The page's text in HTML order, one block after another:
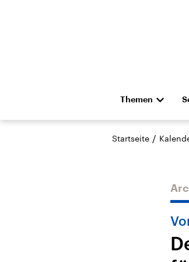
Themen
Die Nachrichten
Hörspiel und
Startseite /